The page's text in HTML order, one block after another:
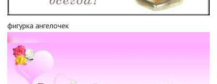
фигурка ангелочек